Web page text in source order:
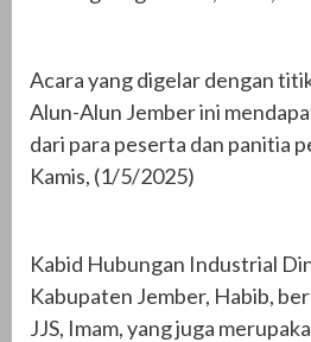
Acara yang digelar dengan
Alun-Alun Jember ini
dari para peserta dan panitia
Kamis, (1/5/2025)
Kabid Hubungan Industrial
Kabupaten Jember, Habib,
JJS, Imam, yang juga